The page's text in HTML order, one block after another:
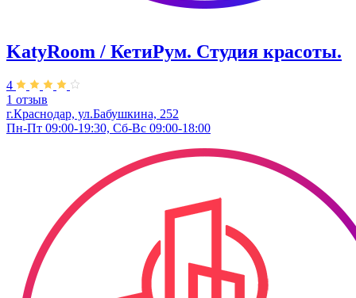
KatyRoom / КетиРум. Студия красоты.
4
1 отзыв
г.Краснодар, ул.Бабушкина, 252
Пн-Пт 09:00-19:30, Сб-Вс 09:00-18:00